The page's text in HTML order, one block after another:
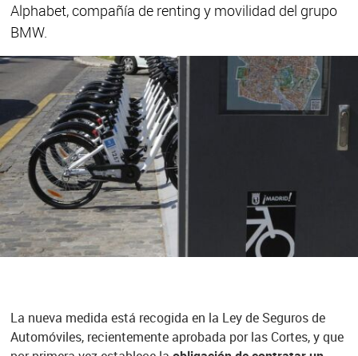
Alphabet, compañía de renting y movilidad del grupo
BMW.
La nueva medida está recogida en la Ley de Seguros de
Automóviles, recientemente aprobada por las Cortes, y que